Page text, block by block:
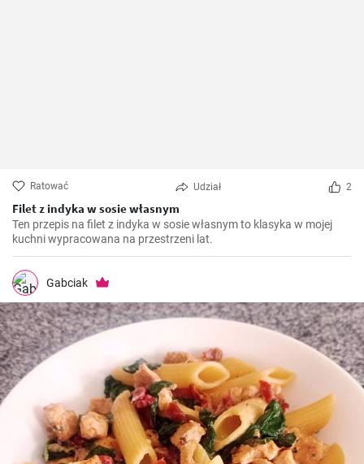
Ratować Udział 2
Filet z indyka w sosie własnym
Ten przepis na filet z indyka w sosie własnym to klasyka w mojej
kuchni wypracowana na przestrzeni lat.
Gabciak